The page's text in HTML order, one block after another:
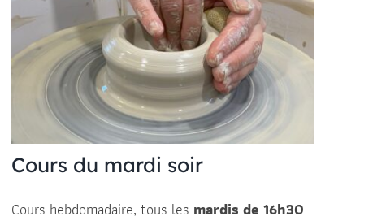
Cours du mardi soir
Cours hebdomadaire, tous les mardis de 16h30